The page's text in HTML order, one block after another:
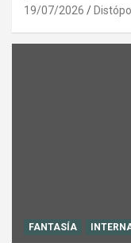
19/07/2026
FANTASÍA